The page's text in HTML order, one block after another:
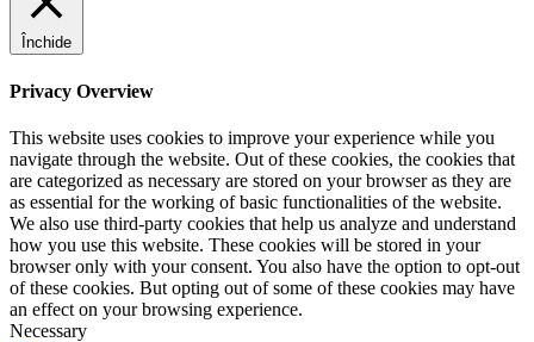
Închide
Privacy Overview
This website uses cookies to improve your experience while you
navigate through the website. Out of these cookies, the cookies that
are categorized as necessary are stored on your browser as they are
as essential for the working of basic functionalities of the website.
We also use third-party cookies that help us analyze and understand
how you use this website. These cookies will be stored in your
browser only with your consent. You also have the option to opt-out
of these cookies. But opting out of some of these cookies may have
an effect on your browsing experience.
Necessary